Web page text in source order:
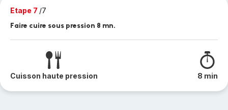
Etape 7 /7
Faire cuire sous pression 8 mn.
Cuisson haute pression 8 min